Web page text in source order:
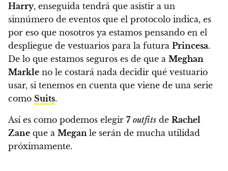
Harry, enseguida tendrá que asistir a un
sinnúmero de eventos que el protocolo indica, es
por eso que nosotros ya estamos pensando en el
despliegue de vestuarios para la futura Princesa.
De lo que estamos seguros es de que a Meghan
Markle no le costará nada decidir qué vestuario
usar, si tenemos en cuenta que viene de una serie
como Suits.
Así es como podemos elegir 7 outfits de Rachel
Zane que a Megan le serán de mucha utilidad
próximamente.